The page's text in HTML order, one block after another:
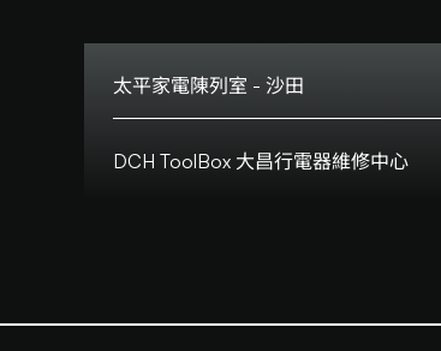
太平家電陳列室 - 沙田
地址:
沙田鄉事會路138號
DCH ToolBox 大昌行電器維修中心